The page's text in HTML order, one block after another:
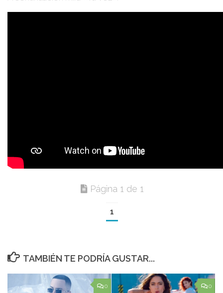
Página 1 de 1
1
TAMBIÉN TE PODRÍA GUSTAR...
0 0